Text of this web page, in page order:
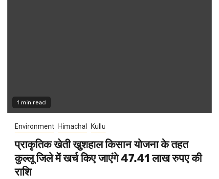
1 min read
Environment Himachal Kullu
प्राकृतिक खेती खुशहाल किसान योजना के तहत
कुल्लू जिले में खर्च किए जाएंगे 47.41 लाख रुपए की
राशि